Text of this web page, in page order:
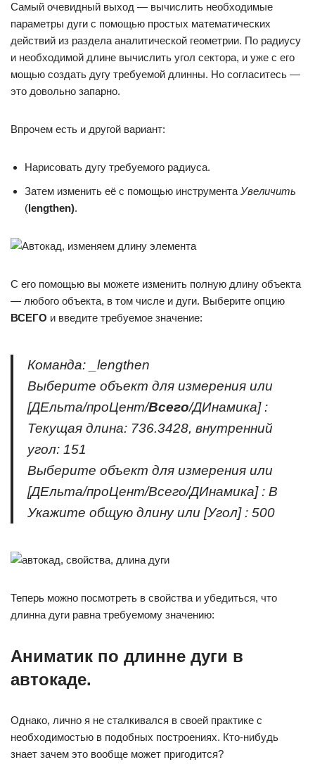
Самый очевидный выход — вычислить необходимые
параметры дуги с помощью простых математических
действий из раздела аналитической геометрии. По радиусу
и необходимой длине вычислить угол сектора, и уже с его
мощью создать дугу требуемой длинны. Но согласитесь —
это довольно запарно.
Впрочем есть и другой вариант:
Нарисовать дугу требуемого радиуса.
Затем изменить её с помощью инструмента Увеличить
(lengthen).
С его помощью вы можете изменить полную длину объекта
— любого объекта, в том числе и дуги. Выберите опцию
ВСЕГО и введите требуемое значение:
Команда: _lengthen
Выберите объект для измерения или
[ДЕльта/проЦент/Всего/ДИнамика] :
Текущая длина: 736.3428, внутренний
угол: 151
Выберите объект для измерения или
[ДЕльта/проЦент/Всего/ДИнамика] : В
Укажите общую длину или [Угол] : 500
Теперь можно посмотреть в свойства и убедиться, что
длинна дуги равна требуемому значению:
Аниматик по длинне дуги в
автокаде.
Однако, лично я не сталкивался в своей практике с
необходимостью в подобных построениях. Кто-нибудь
знает зачем это вообще может пригодится?